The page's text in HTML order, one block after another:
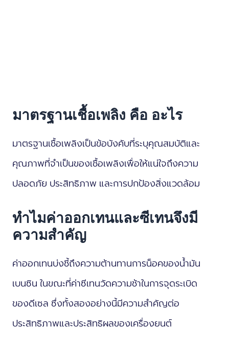
มาตรฐานเชื้อเพลิง คือ อะไร
มาตรฐานเชื้อเพลิงเป็นข้อบังคับที่ระบุคุณสมบัติและ
คุณภาพที่จำเป็นของเชื้อเพลิงเพื่อให้แน่ใจถึงความ
ปลอดภัย ประสิทธิภาพ และการปกป้องสิ่งแวดล้อม
ทำไมค่าออกเทนและซีเทนจึงมี
ความสำคัญ
ค่าออกเทนบ่งชี้ถึงความต้านทานการน็อคของน้ำมัน
เบนซิน ในขณะที่ค่าซีเทนวัดความช้าในการจุดระเบิด
ของดีเซล ซึ่งทั้งสองอย่างนี้มีความสำคัญต่อ
ประสิทธิภาพและประสิทธิผลของเครื่องยนต์